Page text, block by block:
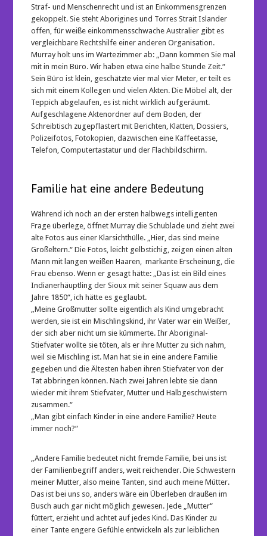
Straf- und Menschenrecht und ist an Einkommensgrenzen
gekoppelt. Sie steht Aborigines und Torres Strait Islander
offen, für weiße einkommensschwache Australier gibt es
vergleichbare Rechtshilfe einer anderen Organisation.
Murray holt uns im Wartezimmer ab: „Dann kommen Sie mal
mit in mein Büro. Wir haben etwa eine halbe Stunde Zeit.“
Sein Büro ist klein, geschätzte vier mal vier Meter, er teilt es
sich mit einem Kollegen und vielen Akten. Die Möbel alt, der
Teppich abgelaufen, es ist nicht wirklich aufgeräumt.
Aufgeschlagene Aktenordner auf dem Boden, der
Schreibtisch zugepflastert mit Berichten, Klatten, Dossiers,
Polizeifotos, Fotokopien, dazwischen eine Kaffeetasse,
Telefon, Computertastatur und der Flachbildschirm.
Familie hat eine andere Bedeutung
Während ich noch an der ersten halbwegs intelligenten
Frage überlege, öffnet Murray die Schublade und zieht zwei
alte Fotos aus einer Klarsichthülle. „Hier, das sind meine
Großeltern.“ Die Fotos, leicht gelbstichig, zeigen einen alten
Mann mit langen weißen Haaren, markante Erscheinung, die
Frau ebenso. Wenn er gesagt hätte: „Das ist ein Bild eines
Indianerhäuptling der Sioux mit seiner Squaw aus dem
Jahre 1850“, ich hätte es geglaubt.
„Meine Großmutter sollte eigentlich als Kind umgebracht
werden, sie ist ein Mischlingskind, ihr Vater war ein Weißer,
der sich aber nicht um sie kümmerte. Ihr Aboriginal-
Stiefvater wollte sie töten, als er ihre Mutter zu sich nahm,
weil sie Mischling ist. Man hat sie in eine andere Familie
gegeben und die Ältesten haben ihren Stiefvater von der
Tat abbringen können. Nach zwei Jahren lebte sie dann
wieder mit ihrem Stiefvater, Mutter und Halbgeschwistern
zusammen.“
„Man gibt einfach Kinder in eine andere Familie? Heute
immer noch?“
„Andere Familie bedeutet nicht fremde Familie, bei uns ist
der Familienbegriff anders, weit reichender. Die Schwestern
meiner Mutter, also meine Tanten, sind auch meine Mütter.
Das ist bei uns so, anders wäre ein Überleben draußen im
Busch auch gar nicht möglich gewesen. Jede „Mutter“
füttert, erzieht und achtet auf jedes Kind. Das Kinder zu
einer Tante engere Gefühle entwickeln als zur leiblichen